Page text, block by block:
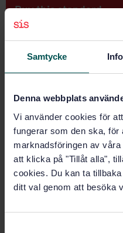
Samtycke
Denna webbplats
Vi använder cookies för
fungerar som den ska,
marknadsföringen av
att klicka på "Tillåt alla",
cookies. Du kan ta
ditt val genom att besöka
Buy this standard
STANDARD
SWEDISH STANDARD · SS-
Graphic technology —
printing data (PDF/X-6)
6p and PDF/X-6n) using
IDT)
Subscribe